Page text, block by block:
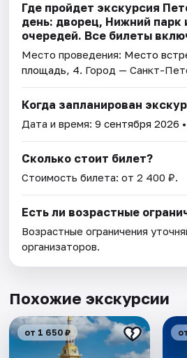
Где пройдет экскурсия
день: дворец, Нижний парк
очередей. Все билеты
Место проведения: Место
площадь, 4. Город — Санкт-
Когда запланирован
Дата и время:9 сентября 2026
Сколько стоит билет?
Стоимость билета: от 2 400 ₽.
Есть ли возрастные
Возрастные ограничения
организаторов.
Похожие экскурсии
от 1 650 ₽